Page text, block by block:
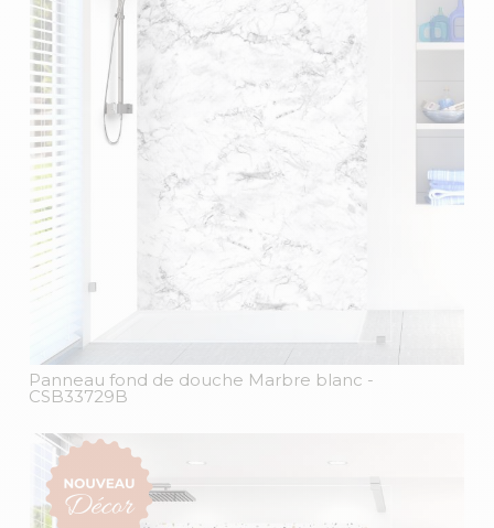
Panneau fond de douche Marbre blanc -
CSB33729B